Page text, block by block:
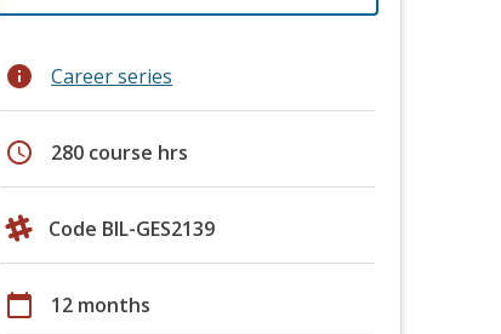
info Career series
schedule 280 course hrs
Code BIL-GES2139
calendar_today 12 months